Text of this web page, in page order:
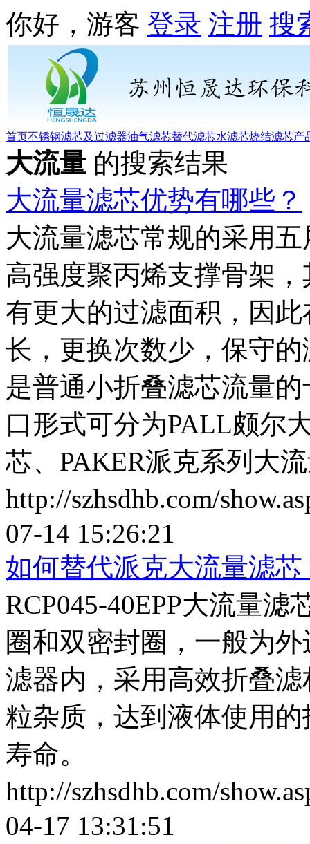
你好，游客 登录 注册 搜
首页不锈钢滤芯及过滤器油气滤芯替代滤芯水滤芯烧结滤芯产
大流量 的搜索结果
大流量滤芯优势有哪些？
大流量滤芯常规的采用
高强度聚丙烯支撑骨架
有更大的过滤面积，因
长，更换次数少，保守
是普通小折叠滤芯流量
口形式可分为PALL颇尔
芯、PAKER派克系列大
http://szhsdhb.com/
07-14 15:26:21
如何替代派克大流量滤芯
RCP045-40EPP大流量
圈和双密封圈，一般为
滤器内，采用高效折叠
粒杂质，达到液体使用
寿命。
http://szhsdhb.com/
04-17 13:31:51